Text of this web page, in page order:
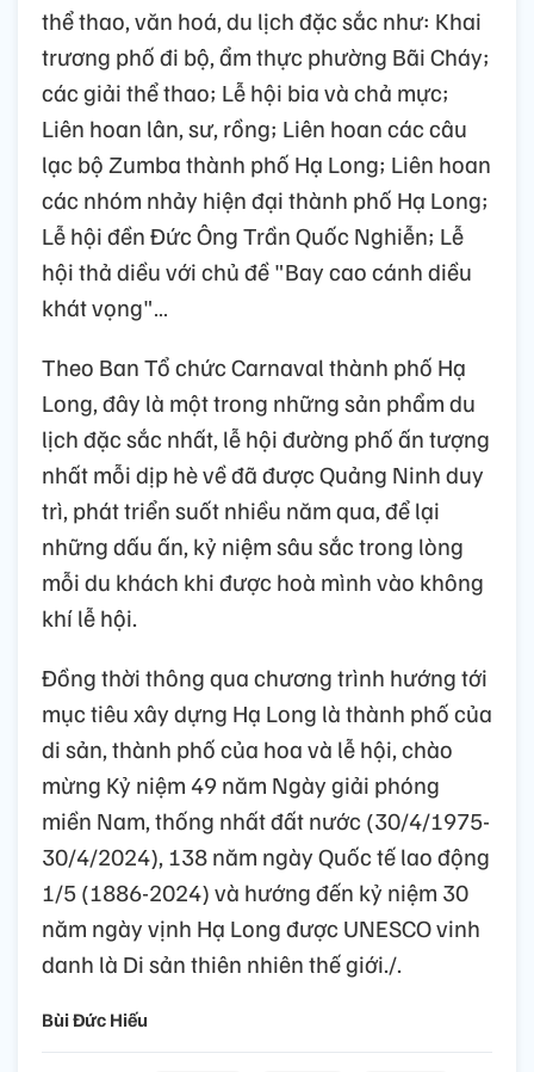
thể thao, văn hoá, du lịch đặc sắc như: Khai
trương phố đi bộ, ẩm thực phường Bãi Cháy;
các giải thể thao; Lễ hội bia và chả mực;
Liên hoan lân, sư, rồng; Liên hoan các câu
lạc bộ Zumba thành phố Hạ Long; Liên hoan
các nhóm nhảy hiện đại thành phố Hạ Long;
Lễ hội đền Đức Ông Trần Quốc Nghiễn; Lễ
hội thả diều với chủ đề "Bay cao cánh diều
khát vọng"…
Theo Ban Tổ chức Carnaval thành phố Hạ
Long, đây là một trong những sản phẩm du
lịch đặc sắc nhất, lễ hội đường phố ấn tượng
nhất mỗi dịp hè về đã được Quảng Ninh duy
trì, phát triển suốt nhiều năm qua, để lại
những dấu ấn, kỷ niệm sâu sắc trong lòng
mỗi du khách khi được hoà mình vào không
khí lễ hội.
Đồng thời thông qua chương trình hướng tới
mục tiêu xây dựng Hạ Long là thành phố của
di sản, thành phố của hoa và lễ hội, chào
mừng Kỷ niệm 49 năm Ngày giải phóng
miền Nam, thống nhất đất nước (30/4/1975-
30/4/2024), 138 năm ngày Quốc tế lao động
1/5 (1886-2024) và hướng đến kỷ niệm 30
năm ngày vịnh Hạ Long được UNESCO vinh
danh là Di sản thiên nhiên thế giới./.
Bùi Đức Hiếu